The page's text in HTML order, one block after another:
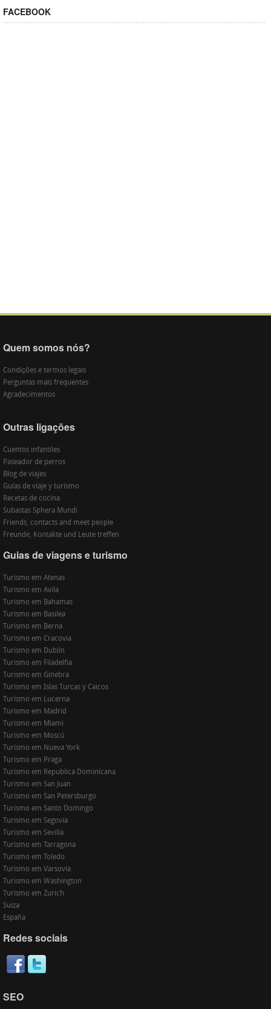
FACEBOOK
Quem somos nós?
Condições e termos legais
Perguntas mais frequentes
Agradecimentos
Outras ligações
Cuentos infantiles
Paseador de perros
Blog de viajes
Guías de viaje y turismo
Recetas de cocina
Subastas Sphera Mundi
Friends, contacts and meet people
Freunde, Kontakte und Leute treffen
Guias de viagens e turismo
Turismo em Atenas
Turismo em Avila
Turismo em Bahamas
Turismo em Basilea
Turismo em Berna
Turismo em Cracovia
Turismo em Dublín
Turismo em Filadelfia
Turismo em Ginebra
Turismo em Islas Turcas y Caicos
Turismo em Lucerna
Turismo em Madrid
Turismo em Miami
Turismo em Moscú
Turismo em Nueva York
Turismo em Praga
Turismo em Republica Dominicana
Turismo em San Juan
Turismo em San Petersburgo
Turismo em Santo Domingo
Turismo em Segovia
Turismo em Sevilla
Turismo em Tarragona
Turismo em Toledo
Turismo em Varsovia
Turismo em Washington
Turismo em Zurich
Suiza
España
Redes sociais
SEO